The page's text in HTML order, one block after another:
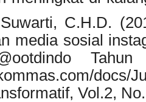
C.H.D.
media sosial
Vol.2,